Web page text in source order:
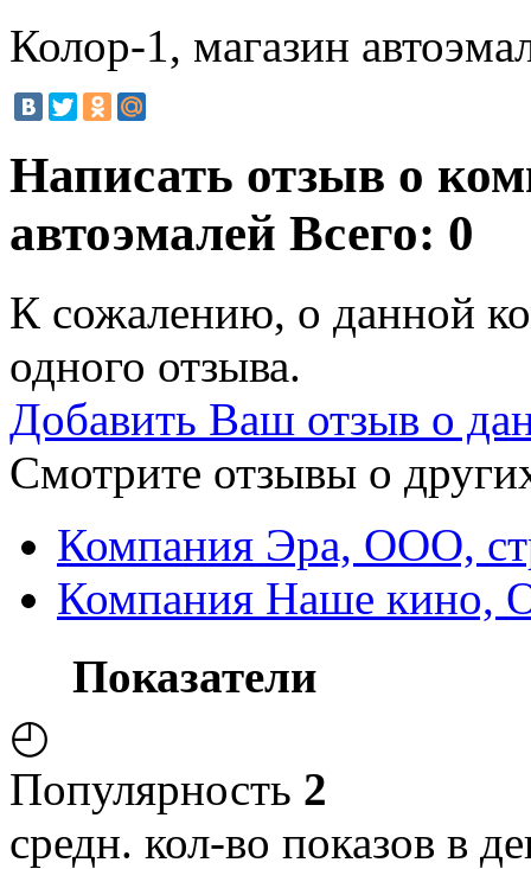
Колор-1, магазин
Написать отзыв о
автоэмалей Всего: 0
К сожалению, о данной
одного отзыва.
Добавить Ваш отзыв о
Смотрите отзывы о
Компания Эра, ООО,
Компания Наше кино,
Показатели
◴
Популярность 2
средн. кол-во показов в